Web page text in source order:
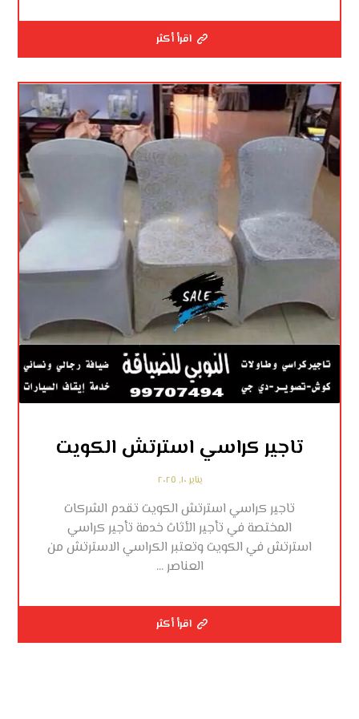
اقرأ أكثر
تاجير كراسي استرتش الكويت
يناير ١٠, ٢٠٢٥
تاجير كراسي استرتش الكويت تقدم الشركات
المختصة في تأجير الأثاث خدمة تأجير كراسي
استرتش في الكويت وتعتبر الكراسي الاسترتش من
العناصر ...
اقرأ أكثر